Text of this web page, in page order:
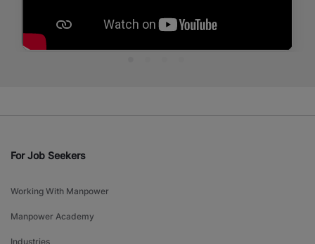
For Job Seekers
Working With Manpower
Manpower Academy
Industries